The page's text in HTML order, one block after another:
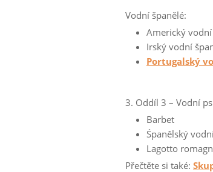
Vodní španělé:
Americký vodní
Irský vodní
Portugalský
3. Oddíl 3 – Vodní
Barbet
Śpanělský
Lagotto
Přečtěte si také: